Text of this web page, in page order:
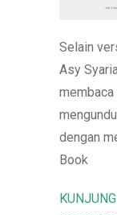
Selain
Asy
dengan
Book